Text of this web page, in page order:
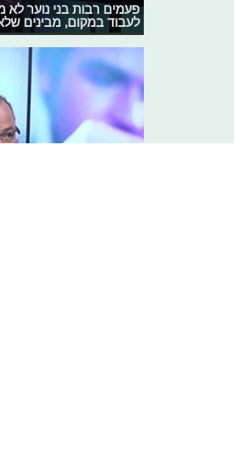
פעמים רבות בני נוער לא
לעבוד במקום, מבינים